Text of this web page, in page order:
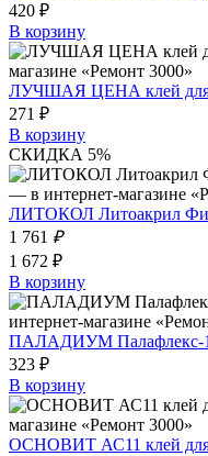
420 ₽
В корзину
ЛУЧШАЯ ЦЕНА клей для
271 ₽
В корзину
СКИДКА 5%
ЛИТОКОЛ Литоакрил
1 761 ₽
1 672 ₽
В корзину
ПАЛАДИУМ Палафлекс-
323 ₽
В корзину
ОСНОВИТ АС11 клей для